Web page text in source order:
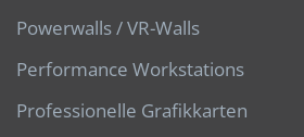
Powerwalls / VR-Walls
Performance Workstations
Professionelle Grafikkarten